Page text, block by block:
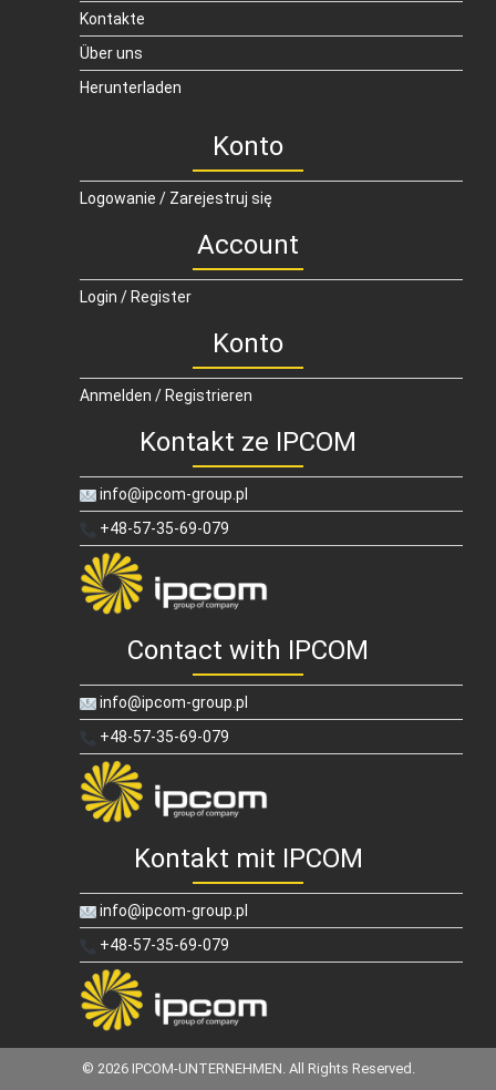
Kontakte
Über uns
Herunterladen
Konto
Logowanie / Zarejestruj się
Account
Login / Register
Konto
Anmelden / Registrieren
Kontakt ze IPCOM
info@ipcom-group.pl
+48-57-35-69-079
Contact with IPCOM
info@ipcom-group.pl
+48-57-35-69-079
Kontakt mit IPCOM
info@ipcom-group.pl
+48-57-35-69-079
© 2026 IPCOM-UNTERNEHMEN. All Rights Reserved.